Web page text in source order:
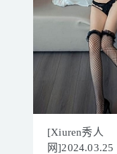
[Xiuren秀人
网]2024.03.25